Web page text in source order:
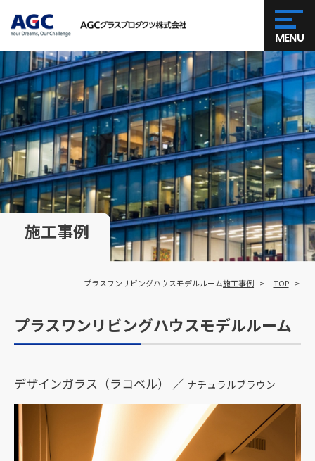
MENU
施工事例
TOP
施工事例
プラスワンリビングハウスモデルルーム
プラスワンリビングハウスモデルルーム
デザインガラス（ラコベル） ／ ナチュラルブラウン